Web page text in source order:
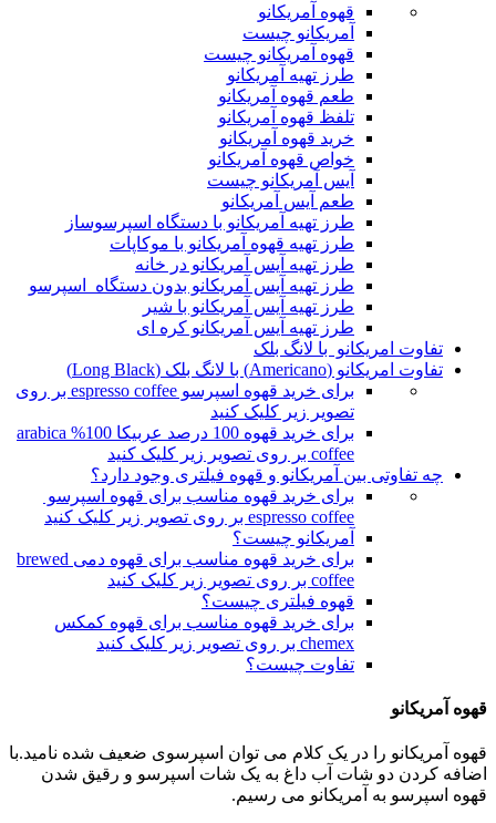
قهوه آمریکانو
آمریکانو چیست
قهوه آمریکانو چیست
طرز تهیه آمریکانو
طعم قهوه آمریکانو
تلفظ قهوه آمریکانو
خرید قهوه آمریکانو
خواص قهوه آمریکانو
آیس آمریکانو چیست
طعم آیس آمریکانو
طرز تهیه آمریکانو با دستگاه اسپرسوساز
طرز تهیه قهوه آمریکانو با موکاپات
طرز تهیه آیس آمریکانو در خانه
طرز تهیه آیس آمریکانو بدون دستگاه اسپرسو
طرز تهیه آیس آمریکانو با شیر
طرز تهیه آیس آمریکانو کره ای
تفاوت امریکانو با لانگ بلک
تفاوت امریکانو (Americano) با لانگ بلک (Long Black)
برای خرید قهوه اسپرسو espresso coffee بر روی
تصویر زیر کلیک کنید
برای خرید قهوه 100 درصد عربیکا 100% arabica
coffee بر روی تصویر زیر کلیک کنید
چه تفاوتی بین آمریکانو و قهوه فیلتری وجود دارد؟
برای خرید قهوه مناسب برای قهوه اسپرسو
espresso coffee بر روی تصویر زیر کلیک کنید
آمریکانو چیست؟
برای خرید قهوه مناسب برای قهوه دمی brewed
coffee بر روی تصویر زیر کلیک کنید
قهوه فیلتری چیست؟
برای خرید قهوه مناسب برای قهوه کمکس
chemex بر روی تصویر زیر کلیک کنید
تفاوت چیست؟
قهوه آمریکانو
قهوه آمریکانو را در یک کلام می توان اسپرسوی ضعیف شده نامید.با
اضافه کردن دو شات آب داغ به یک شات اسپرسو و رقیق شدن
قهوه اسپرسو به آمریکانو می رسیم.